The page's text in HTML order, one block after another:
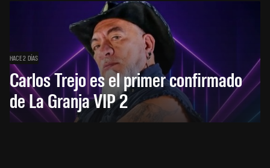
HACE 2 DÍAS
Carlos Trejo es el primer confirmado
de La Granja VIP 2